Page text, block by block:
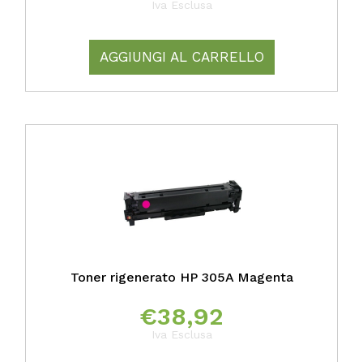
Iva Esclusa
AGGIUNGI AL CARRELLO
Toner rigenerato HP 305A Magenta
€38,92
Iva Esclusa